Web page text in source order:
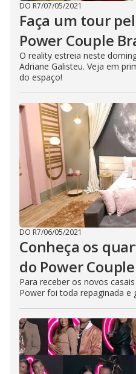
DO R7/07/05/2021
Faça um tour
Power Couple
O reality estreia neste
Adriane Galisteu. Veja em
do espaço!
DO R7/06/05/2021
Conheça os
do Power
Para receber os novos
Power foi toda repaginada e